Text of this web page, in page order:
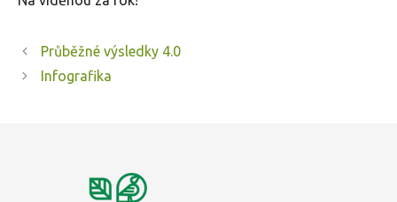
Průběžné výsledky 4.0
Infografika